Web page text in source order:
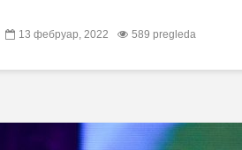
13 фебруар, 2022 589 pregleda